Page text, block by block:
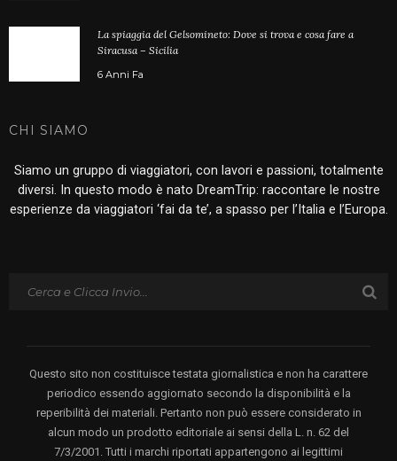
La spiaggia del Gelsomineto: Dove si trova e cosa fare a
Siracusa – Sicilia
6 Anni Fa
CHI SIAMO
Siamo un gruppo di viaggiatori, con lavori e passioni, totalmente
diversi. In questo modo è nato DreamTrip: raccontare le nostre
esperienze da viaggiatori ‘fai da te’, a spasso per l’Italia e l’Europa.
Questo sito non costituisce testata giornalistica e non ha carattere
periodico essendo aggiornato secondo la disponibilità e la
reperibilità dei materiali. Pertanto non può essere considerato in
alcun modo un prodotto editoriale ai sensi della L. n. 62 del
7/3/2001. Tutti i marchi riportati appartengono ai legittimi